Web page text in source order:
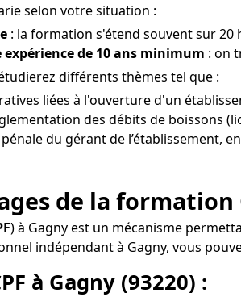
selon votre situation :
: la formation s'étend souvent sur 20
de 10 ans minimum : on
différents thèmes tel que :
liées à l'ouverture d'un
des débits de boissons
du gérant de l’établissement,
de la formation
) à Gagny est un mécanisme
indépendant à Gagny, vous
à Gagny (93220) :